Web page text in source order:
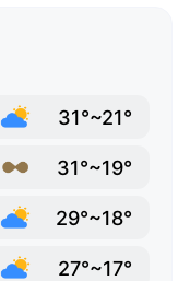
31°~21°
31°~19°
29°~18°
27°~17°